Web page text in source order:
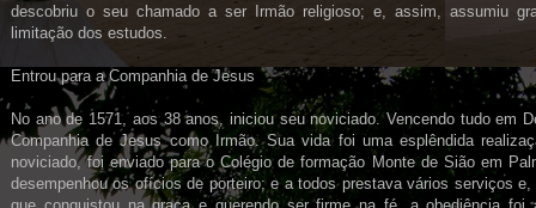
descobriu o seu chamado a ser Irmão religioso; e, assim, assumiu
limitação dos estudos.
Entrou para a Companhia de Jesus
No ano de 1571, aos 38 anos, iniciou seu noviciado. Vencendo tudo em
Companhia de Jesus como Irmão. Sua vida foi uma esplêndida
noviciado, foi enviado para o Colégio de formação Monte de Sião em
desempenhou os ofícios de porteiro; e a todos prestava vários serviços